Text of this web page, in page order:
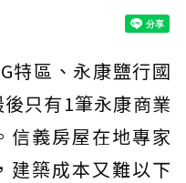
特區、永康鹽行國
只有1筆永康商業
信義房屋在地專家
建築成本又難以下